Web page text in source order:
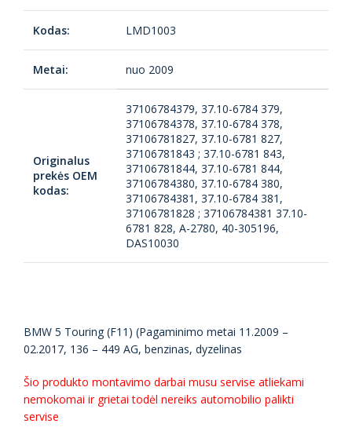
Kodas: LMD1003
Metai: nuo 2009
Originalus
prekės OEM
kodas:
37106784379, 37.10-6784 379,
37106784378, 37.10-6784 378,
37106781827, 37.10-6781 827,
37106781843 ; 37.10-6781 843,
37106781844, 37.10-6781 844,
37106784380, 37.10-6784 380,
37106784381, 37.10-6784 381,
37106781828 ; 37106784381 37.10-
6781 828, A-2780, 40-305196,
DAS10030
BMW 5 Touring (F11) (Pagaminimo metai 11.2009 –
02.2017, 136 – 449 AG, benzinas, dyzelinas
Šio produkto montavimo darbai musu servise atliekami
nemokomai ir grietai todėl nereiks automobilio palikti
servise